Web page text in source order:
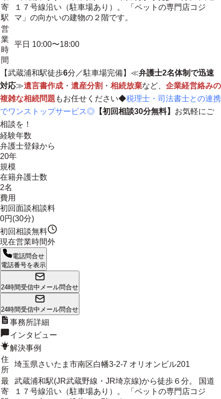
寄
駅
１７号線沿い（駐車場あり）。 「ペットの専門店コジ
マ」の向かいの建物の２階です。
営
業
時
間
平日 10:00〜18:00
【武蔵浦和駅徒歩6分／駐車場完備】≪弁護士2名体制で迅速
対応≫遺言書作成 ・ 遺産分割 ・ 相続放棄など、 企業経営絡みの
複雑な相続問題 もお任せください◆税理士・司法書士との連携
でワンストップサービス◎ 【初回相談30分無料】 お気軽にご
相談を！
経験年数
弁護士登録から
20年
規模
在籍弁護士数
2名
費用
初回面談相談料
0円(30分)
初回相談無料
現在営業時間外
電話問合せ
電話番号を表示
24時間受信中 メール問合せ
24時間受信中 メール問合せ
事務所詳細
インタビュー
解決事例
住
所
埼玉県さいたま市南区白幡3-2-7 オリオンビル201
最
寄
武蔵浦和駅(JR武蔵野線・JR埼京線)から徒歩６分。 国道
１７号線沿い（駐車場あり）。 「ペットの専門店コジ